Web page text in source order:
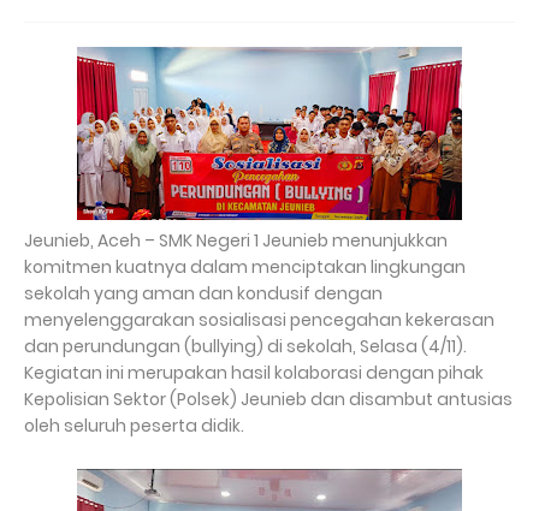
Jeunieb, Aceh – SMK Negeri 1 Jeunieb menunjukkan
komitmen kuatnya dalam menciptakan lingkungan
sekolah yang aman dan kondusif dengan
menyelenggarakan sosialisasi pencegahan kekerasan
dan perundungan (bullying) di sekolah, Selasa (4/11).
Kegiatan ini merupakan hasil kolaborasi dengan pihak
Kepolisian Sektor (Polsek) Jeunieb dan disambut antusias
oleh seluruh peserta didik.